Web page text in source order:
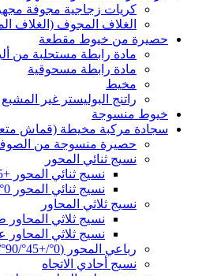
كريات زجاجية مجوفة
الغلاف المجوف (الغلاف
حصيرة من خيوط مقطعة
مادة رابطة مستحلبة من
مادة رابطة مسحوقية
مخيط
راتنج البوليستر غير المشبع
خيوط منسوجة
سجادة مركبة مخيطة (قماش
حصيرة منسوجة من
نسيج ثنائي المحور
نسيج ثنائي المحور +45°-45°
نسيج ثنائي المحور 0°90°
نسيج ثلاثي المحاور
نسيج ثلاثي المحاور طولي
نسيج ثلاثي المحاور
رباعي المحور (0°/+45°/90°/-45°)
نسيج أحادي الاتجاه